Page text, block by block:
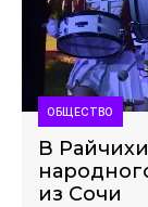
ОБЩЕСТВО
В
из Сочи